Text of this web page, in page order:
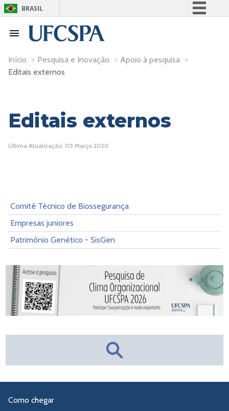
BRASIL
Participe
Início > Pesquisa e Inovação > Apoio à pesquisa >
Editais externos
Editais externos
Última Atualização: 05 Março 2020
Comitê Técnico de Biossegurança
Empresas juniores
Patrimônio Genético - SisGen
Como chegar